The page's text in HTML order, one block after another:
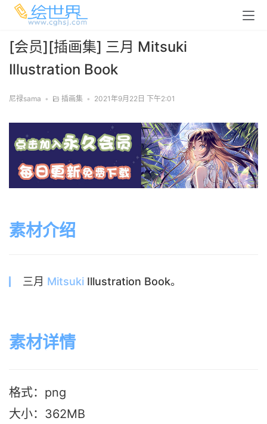
[会员][插画集] 三月 Mitsuki
Illustration Book
尼禄sama • 插画集 • 2021年9月22日 下午2:01
素材介绍
三月 Mitsuki Illustration Book。
素材详情
格式：png
大小：362MB